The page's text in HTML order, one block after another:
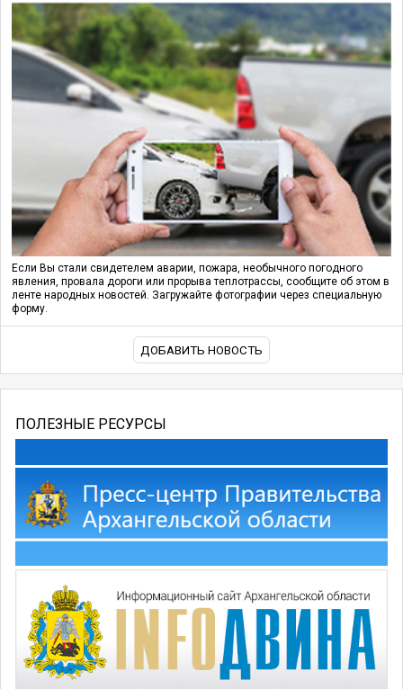
Если Вы стали свидетелем аварии, пожара, необычного погодного
явления, провала дороги или прорыва теплотрассы, сообщите об этом в
ленте народных новостей. Загружайте фотографии через специальную
форму.
ДОБАВИТЬ НОВОСТЬ
ПОЛЕЗНЫЕ РЕСУРСЫ